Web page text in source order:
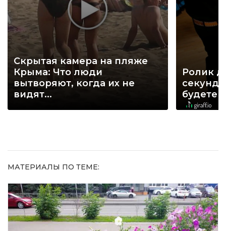
Скрытая камера на пляже
Крыма: Что люди
вытворяют, когда их не
видят...
Ролик
секунд,
будете
МАТЕРИАЛЫ ПО ТЕМЕ: